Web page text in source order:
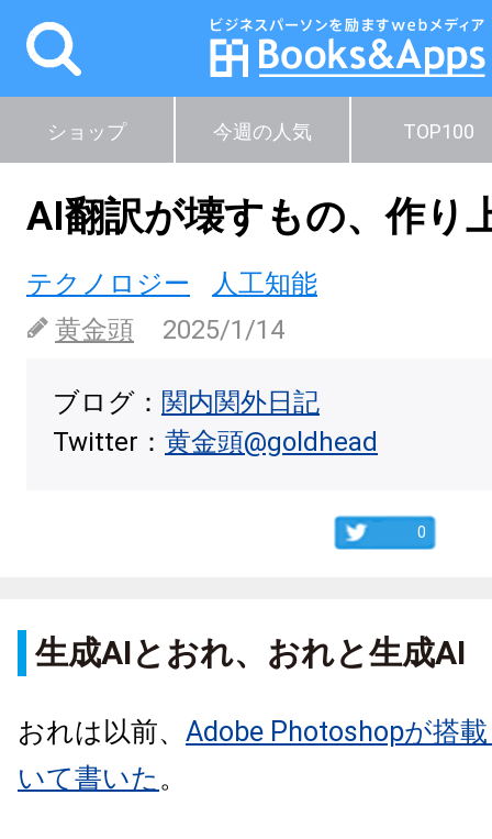
ショップ 今週の人気 TOP100
AI翻訳が壊すもの、作り
テクノロジー
人工知能
黄金頭
2025/1/14
ブログ： 関内関外日記
Twitter： 黄金頭@goldhead
0
生成AIとおれ、おれと生成AI
おれは以前、 Adobe Photoshopが搭
いて書いた 。